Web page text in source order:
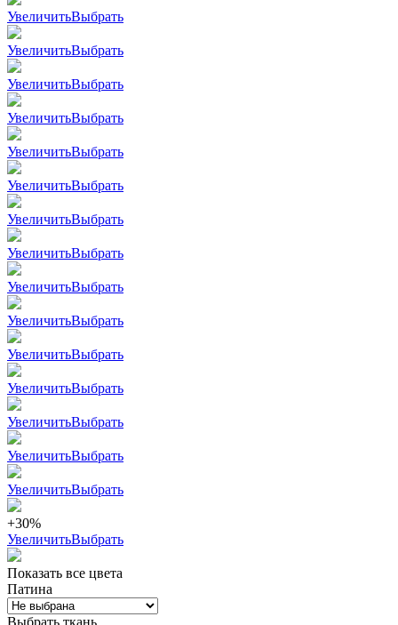
УвеличитьВыбрать
УвеличитьВыбрать
УвеличитьВыбрать
УвеличитьВыбрать
УвеличитьВыбрать
УвеличитьВыбрать
УвеличитьВыбрать
УвеличитьВыбрать
УвеличитьВыбрать
УвеличитьВыбрать
УвеличитьВыбрать
УвеличитьВыбрать
УвеличитьВыбрать
УвеличитьВыбрать
УвеличитьВыбрать
+30%
УвеличитьВыбрать
Показать все цвета
Патина